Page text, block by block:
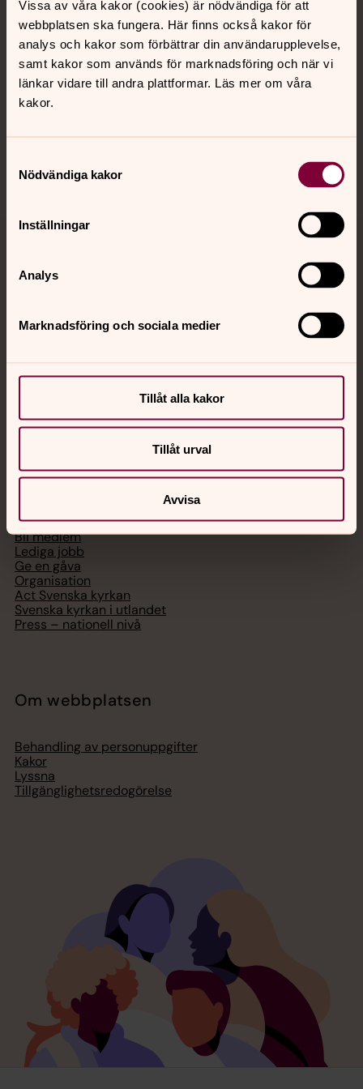
Vissa av våra kakor (cookies) är nödvändiga för att
webbplatsen ska fungera. Här finns också kakor för
analys och kakor som förbättrar din användarupplevelse,
samt kakor som används för marknadsföring och när vi
länkar vidare till andra plattformar. Läs mer om våra
kakor.
Nödvändiga kakor
Inställningar
Analys
Marknadsföring och sociala medier
Tillåt alla kakor
Tillåt urval
Avvisa
Kalender
Hitta snabbt
Akut samtals- och krisstöd. Prata eller chatta anonymt
Digitalt brev
Svenska kyrkan
Hitta församling
Bli medlem
Lediga jobb
Ge en gåva
Organisation
Act Svenska kyrkan
Svenska kyrkan i utlandet
Press – nationell nivå
Om webbplatsen
Behandling av personuppgifter
Kakor
Lyssna
Tillgänglighetsredogörelse